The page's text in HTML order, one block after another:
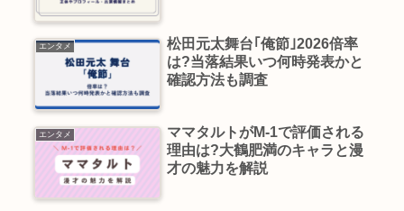
エンタメ
松田元太舞台｢俺節｣2026倍率
は?当落結果いつ何時発表かと
確認方法も調査
エンタメ
ママタルトがM-1で評価される
理由は?大鶴肥満のキャラと漫
才の魅力を解説